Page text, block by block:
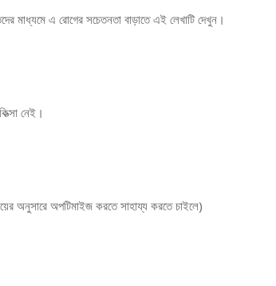
মাধ্যমে এ রোগের সচেতনতা বাড়াতে এই লেখাটি দেখুন।
নেই।
অনুসারে অপটিমাইজ করতে সাহায্য করতে চাইলে)